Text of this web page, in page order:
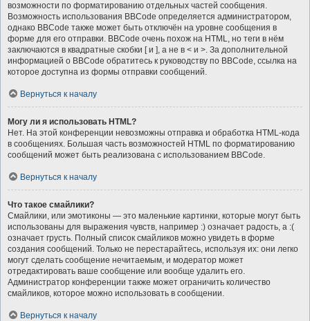
возможности по форматированию отдельных частей сообщения.
Возможность использования BBCode определяется администратором,
однако BBCode также может быть отключён на уровне сообщения в
форме для его отправки. BBCode очень похож на HTML, но теги в нём
заключаются в квадратные скобки [ и ], а не в < и >. За дополнительной
информацией о BBCode обратитесь к руководству по BBCode, ссылка на
которое доступна из формы отправки сообщений.
Вернуться к началу
Могу ли я использовать HTML?
Нет. На этой конференции невозможны отправка и обработка HTML-кода
в сообщениях. Большая часть возможностей HTML по форматированию
сообщений может быть реализована с использованием BBCode.
Вернуться к началу
Что такое смайлики?
Смайлики, или эмотиконы — это маленькие картинки, которые могут быть
использованы для выражения чувств, например :) означает радость, а :(
означает грусть. Полный список смайликов можно увидеть в форме
создания сообщений. Только не перестарайтесь, используя их: они легко
могут сделать сообщение нечитаемым, и модератор может
отредактировать ваше сообщение или вообще удалить его.
Администратор конференции также может ограничить количество
смайликов, которое можно использовать в сообщении.
Вернуться к началу